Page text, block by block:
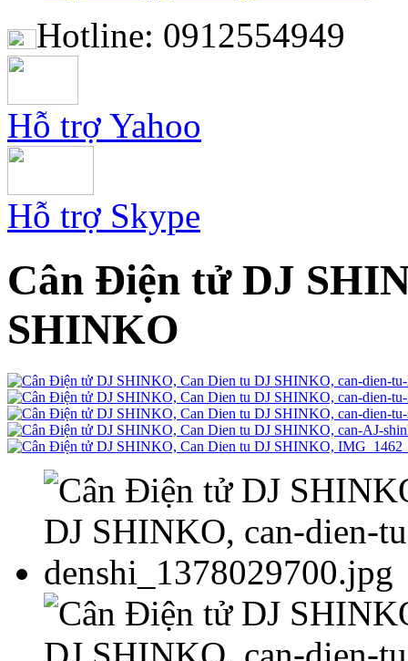
Hotline: 0912554949
Hỗ trợ Yahoo
Hỗ trợ Skype
Cân Điện tử DJ
SHINKO